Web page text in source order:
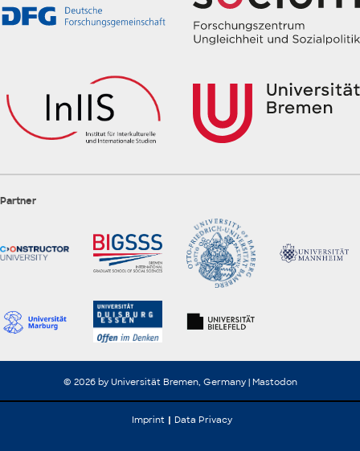
Partner
© 2026 by Universität Bremen, Germany | Mastodon
Imprint Data Privacy